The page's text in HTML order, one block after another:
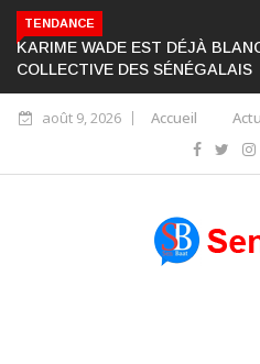
TENDANCE
KARIME WADE EST DÉJÀ
COLLECTIVE DES SÉNÉGALAIS
août 9, 2026 Accueil